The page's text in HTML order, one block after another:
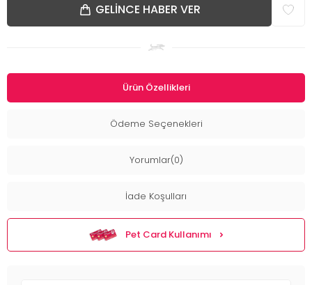
GELINCE HABER VER
Ürün Özellikleri
Ödeme Seçenekleri
Yorumlar(0)
İade Koşulları
Pet Card Kullanımı